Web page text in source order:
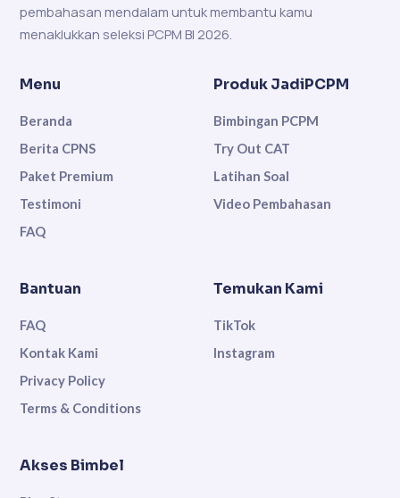
pembahasan mendalam untuk membantu kamu
menaklukkan seleksi PCPM BI 2026.
Menu
Beranda
Berita CPNS
Paket Premium
Testimoni
FAQ
Produk JadiPCPM
Bimbingan PCPM
Try Out CAT
Latihan Soal
Video Pembahasan
Bantuan
FAQ
Kontak Kami
Privacy Policy
Terms & Conditions
Temukan Kami
TikTok
Instagram
Akses Bimbel